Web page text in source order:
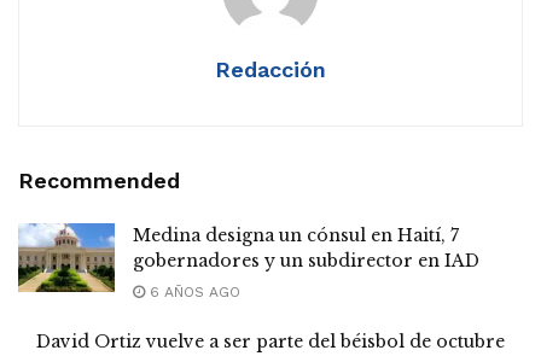
Redacción
Recommended
Medina designa un cónsul en Haití, 7
gobernadores y un subdirector en IAD
6 AÑOS AGO
David Ortiz vuelve a ser parte del béisbol de octubre